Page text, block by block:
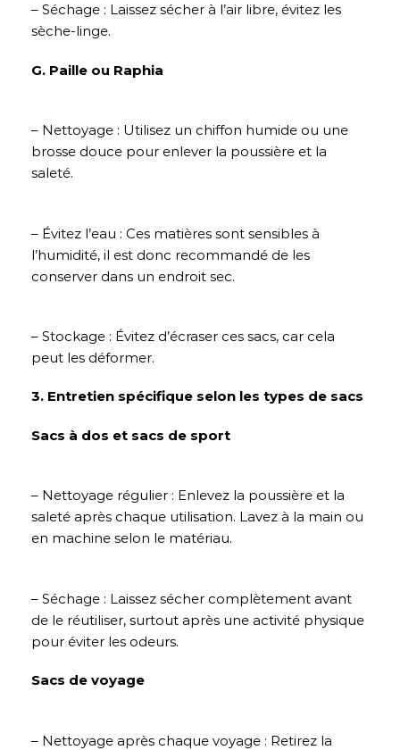
– Séchage : Laissez sécher à l’air libre, évitez les
sèche-linge.
G. Paille ou Raphia
– Nettoyage : Utilisez un chiffon humide ou une
brosse douce pour enlever la poussière et la
saleté.
– Évitez l’eau : Ces matières sont sensibles à
l’humidité, il est donc recommandé de les
conserver dans un endroit sec.
– Stockage : Évitez d’écraser ces sacs, car cela
peut les déformer.
3. Entretien spécifique selon les types de sacs
Sacs à dos et sacs de sport
– Nettoyage régulier : Enlevez la poussière et la
saleté après chaque utilisation. Lavez à la main ou
en machine selon le matériau.
– Séchage : Laissez sécher complètement avant
de le réutiliser, surtout après une activité physique
pour éviter les odeurs.
Sacs de voyage
– Nettoyage après chaque voyage : Retirez la